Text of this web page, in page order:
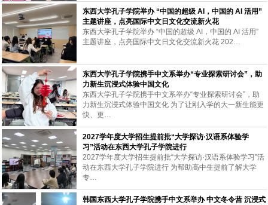
东西大学孔子学院举办 “中国的超级 AI，中国的 AI 活用”
主题讲座，点亮国际中文日文化交流新火花
东西大学孔子学院举办 “中国的超级 AI，中国的 AI 活用”
主题讲座，点亮国际中文日文化交流新火花 202…
东西大学孔子学院携手中文系举办“专业探索研讨会”，助
力新生沉浸式体验中国文化
东西大学孔子学院携手中文系举办“专业探索研讨会”，助
力新生沉浸式体验中国文化 为了让刚入学的大一新生能更
快、更…
2027学年度大学招生提前批“大学探访·汉语系体验学
习”活动在东西大学孔子学院进行
2027学年度大学招生提前批“大学探访·汉语系体验学习”活
动在东西大学孔子学院进行 为帮助高中生提前了解大学
专…
韩国东西大学孔子学院携手中文系举办 中文冬令营 沉浸式